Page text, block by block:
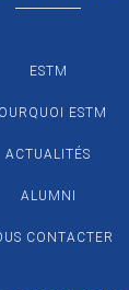
ESTM
ESTM
ACTUALITÉS
ALUMNI
CONTACTER